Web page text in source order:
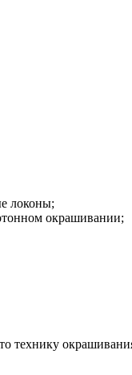
локоны;
окрашивании;
технику